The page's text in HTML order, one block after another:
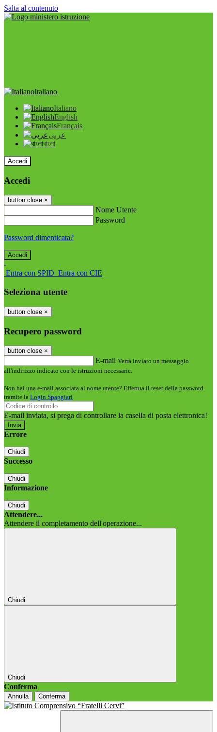
Salta al contenuto
Italiano
Italiano
English
Français
عربى
বাংলা
Accedi
Accedi
button close ×
Nome Utente
Password
Password dimenticata?
-
Entra con SPID Entra con CIE
Seleziona utente
button close ×
Recupero password
button close ×
E-mail Verrà inviato un messaggio
all'indirizzo indicato con le istruzioni necessarie.
Non hai una e-mail associata al nome utente? Effettua il reset della password
tramite la Login Spaggiari
E-mail inviata, si prega di controllare la casella di posta elettronica!
Errore
Chiudi
Successo
Chiudi
Informazione
Chiudi
Attendere...
Attendere il completamento dell'operazione...
Chiudi
Chiudi
Conferma
Annulla Conferma